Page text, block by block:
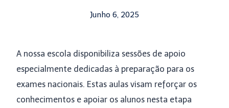
Junho 6, 2025
A nossa escola disponibiliza sessões de apoio
especialmente dedicadas à preparação para os
exames nacionais. Estas aulas visam reforçar os
conhecimentos e apoiar os alunos nesta etapa